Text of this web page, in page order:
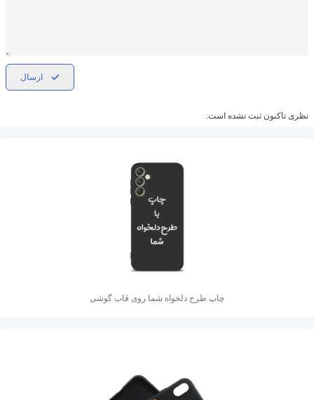
ارسال
نظری تاکنون ثبت نشده است.
چاپ طرح دلخواه شما روی قاب گوشی